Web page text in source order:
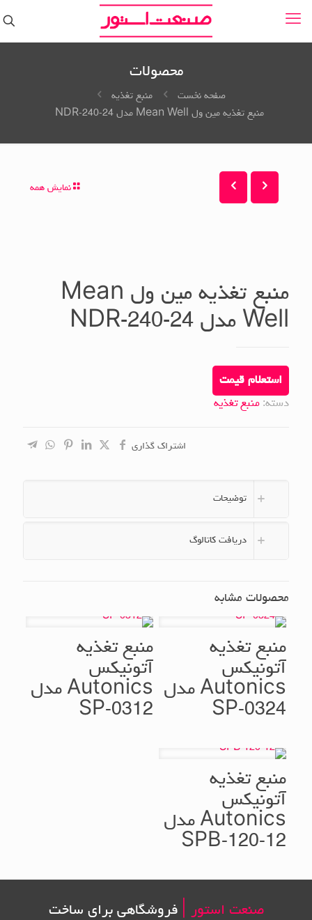
محصولات
صفحه نخست
منبع تغذیه
منبع تغذیه مین ول Mean Well مدل NDR-240-24
نمایش همه
منبع تغذیه مین ول Mean
Well مدل NDR-240-24
استعلام قیمت
دسته: منبع تغذیه
اشتراک گذاری
توضیحات
دریافت کاتالوگ
محصولات مشابه
منبع تغذیه
آتونیکس
Autonics مدل
SP-0324
منبع تغذیه
آتونیکس
Autonics مدل
SP-0312
منبع تغذیه
آتونیکس
Autonics مدل
SPB-120-12
صنعت استور |
فروشگاهی برای ساخت